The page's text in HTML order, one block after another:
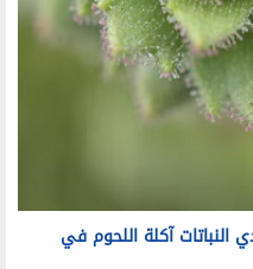
آكلة اللحوم في